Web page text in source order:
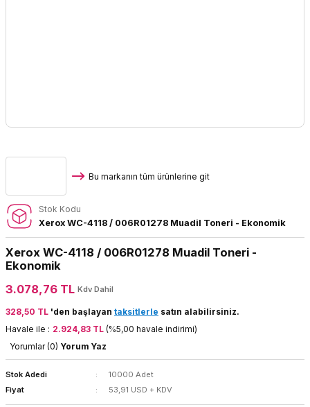
Bu markanın tüm ürünlerine git
Stok Kodu
Xerox WC-4118 / 006R01278 Muadil Toneri - Ekonomik
Xerox WC-4118 / 006R01278 Muadil Toneri -
Ekonomik
3.078,76 TL Kdv Dahil
328,50 TL 'den başlayan taksitlerle satın alabilirsiniz.
Havale ile : 2.924,83 TL (%5,00 havale indirimi)
Yorumlar (0) Yorum Yaz
Stok Adedi
10000 Adet
Fiyat
53,91 USD + KDV